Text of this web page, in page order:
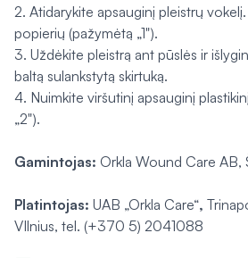
2. Atidarykite apsauginį pleistrų
popierių (pažymėtą „1").
3. Uždėkite pleistrą ant pūslės ir
baltą sulankstytą skirtuką.
4. Nuimkite viršutinį apsauginį
„2").
Gamintojas: Orkla Wound Care AB,
Platintojas: UAB „Orkla Care“,
VIlnius, tel. (+370 5) 2041088